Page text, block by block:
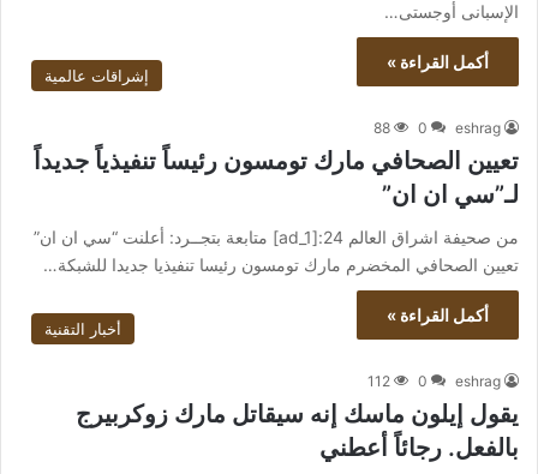
الإسبانى أوجستى…
أكمل القراءة »
إشراقات عالمية
eshrag
0
88
تعيين الصحافي مارك تومسون رئيساً تنفيذياً جديداً
لـ”سي ان ان”
من صحيفة اشراق العالم 24:[ad_1] متابعة بتجــرد: أعلنت “سي ان ان”
تعيين الصحافي المخضرم مارك تومسون رئيسا تنفيذيا جديدا للشبكة…
أكمل القراءة »
أخبار التقنية
eshrag
0
112
يقول إيلون ماسك إنه سيقاتل مارك زوكربيرج
بالفعل. رجائاً أعطني